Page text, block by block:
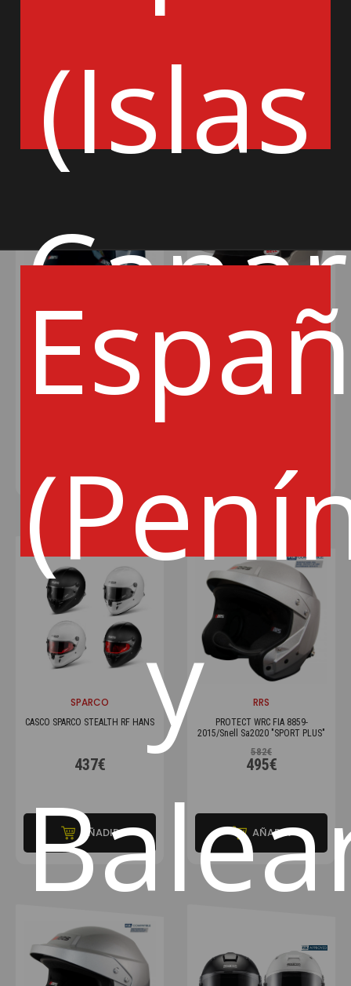
(Islas
y
AÑADIR AÑADIR
RRS
PROTECT WRC FIA 8859-
2015/Snell Sa2020 "SPORT "
430€
368€
BELL HELMET
MAG TITANIUM S. HANS FIA8859
396€
337€
SPARCO
CASCO SPARCO STEALTH RF HANS
437€
AÑADIR
RRS
PROTECT WRC FIA 8859-
2015/Snell Sa2020 "SPORT PLUS"
582€
495€
AÑADIR